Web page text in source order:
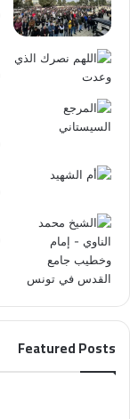
Featured Posts